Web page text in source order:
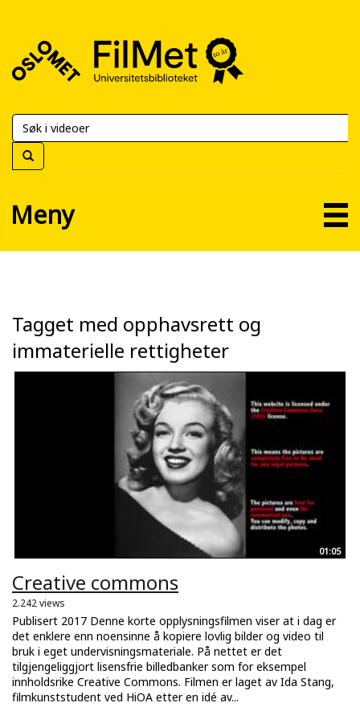
FilMet
Universitetsbiblioteket
Meny
Tagget med opphavsrett og
immaterielle rettigheter
01:05
Creative commons
2.242 views
Publisert 2017 Denne korte opplysningsfilmen viser at i dag er
det enklere enn noensinne å kopiere lovlig bilder og video til
bruk i eget undervisningsmateriale. På nettet er det
tilgjengeliggjort lisensfrie billedbanker som for eksempel
innholdsrike Creative Commons. Filmen er laget av Ida Stang,
filmkunststudent ved HiOA etter en idé av...